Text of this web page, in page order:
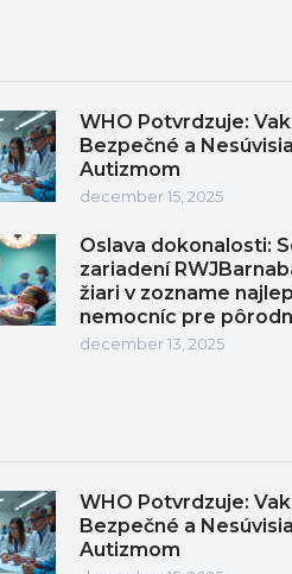
WHO Potvrdzuje:
Bezpečné a
Autizmom
december 15, 2025
Oslava dokonalosti:
zariadení
žiari v zozname
nemocníc pre
december 13, 2025
WHO Potvrdzuje:
Bezpečné a
Autizmom